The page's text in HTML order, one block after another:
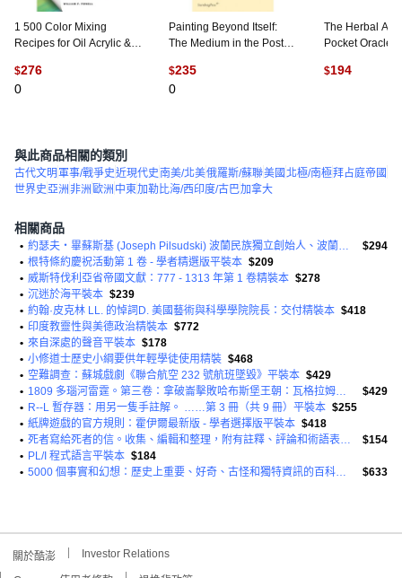
1 500 Color Mixing
Recipes for Oil Acrylic &
Precise Color When
Painting Landsc... 平裝版,
$276
0
Painting Beyond Itself:
The Medium in the Post-
Sternberg Press, 英文
$235
0
The Herbal
Pocket Oracle :
Hay House
$194
與此商品相關的類別
古代文明軍事/戰爭史近現代史 南美/北美俄羅斯/蘇聯美國 北極/南極拜占庭帝國
世界史亞洲 非洲 歐洲 中東加勒比海/西印度/古巴加拿大
相關商品
• 約瑟夫‧畢蘇斯基 (Joseph Pilsudski) 波蘭民族獨立創始人、波蘭國家元首精裝本
$294
• 根特條約慶祝活動第 1 卷 - 學者精選版平裝本 $209
• 威斯特伐利亞省帝國文獻：777 - 1313 年第 1 卷精裝本 $278
• 沉迷於海平裝本 $239
• 約翰·皮克林 LL. 的悼詞D. 美國藝術與科學學院院長：交付精裝本 $418
• 印度教靈性與美德政治精裝本 $772
• 來自深處的聲音平裝本 $178
• 小修道士歷史小綱要供年輕學徒使用精裝 $468
• 空難調查：蘇城戲劇《聯合航空 232 號航班墜毀》平裝本 $429
•
1809 多瑙河雷霆。第三卷：拿破崙擊敗哈布斯堡王朝：瓦格拉姆和平裝本
$429
• R--L 暫存器：用另一隻手註解。 ……第 3 冊（共 9 冊）平裝本 $255
• 紙牌遊戲的官方規則：霍伊爾最新版 - 學者選擇版平裝本 $418
•
死者寫給死者的信。收集、編輯和整理，附有註釋、評論和術語表平裝本
$154
• PL/I 程式語言平裝本 $184
•
5000 個事實和幻想：歷史上重要、好奇、古怪和獨特資訊的百科全書... $633
關於酷澎 Investor Relations